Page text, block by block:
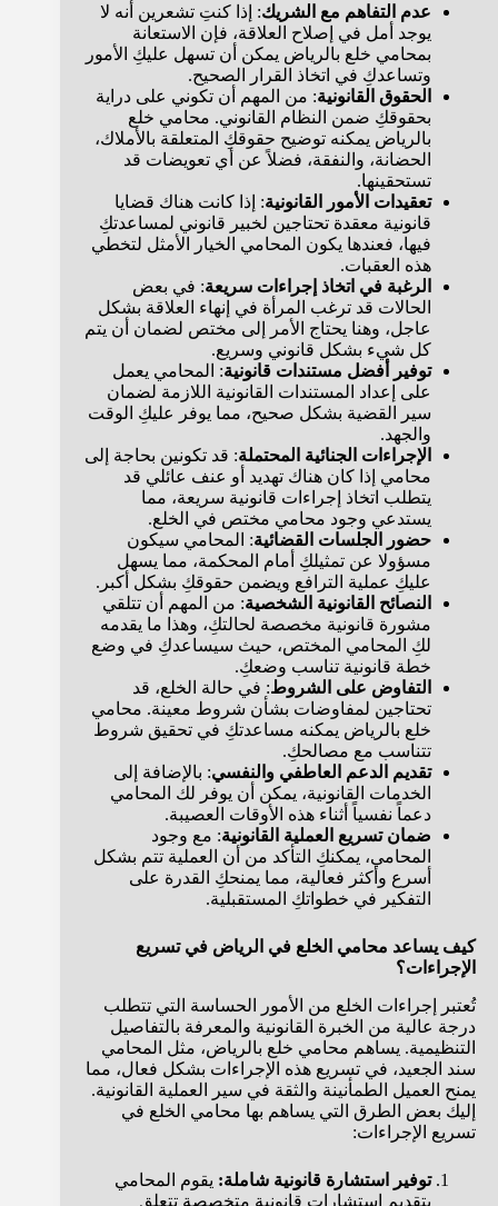
عدم التفاهم مع الشريك: إذا كنتِ تشعرين أنه لا
يوجد أمل في إصلاح العلاقة، فإن الاستعانة
بمحامي خلع بالرياض يمكن أن تسهل عليكِ الأمور
وتساعدكِ في اتخاذ القرار الصحيح.
الحقوق القانونية: من المهم أن تكوني على دراية
بحقوقكِ ضمن النظام القانوني. محامي خلع
بالرياض يمكنه توضيح حقوقكِ المتعلقة بالأملاك،
الحضانة، والنفقة، فضلاً عن أي تعويضات قد
تستحقينها.
تعقيدات الأمور القانونية: إذا كانت هناك قضايا
قانونية معقدة تحتاجين لخبير قانوني لمساعدتكِ
فيها، فعندها يكون المحامي الخيار الأمثل لتخطي
هذه العقبات.
الرغبة في اتخاذ إجراءات سريعة: في بعض
الحالات قد ترغب المرأة في إنهاء العلاقة بشكل
عاجل، وهنا يحتاج الأمر إلى مختص لضمان أن يتم
كل شيء بشكل قانوني وسريع.
توفير أفضل مستندات قانونية: المحامي يعمل
على إعداد المستندات القانونية اللازمة لضمان
سير القضية بشكل صحيح، مما يوفر عليكِ الوقت
والجهد.
الإجراءات الجنائية المحتملة: قد تكونين بحاجة إلى
محامي إذا كان هناك تهديد أو عنف عائلي قد
يتطلب اتخاذ إجراءات قانونية سريعة، مما
يستدعي وجود محامي مختص في الخلع.
حضور الجلسات القضائية: المحامي سيكون
مسؤولا عن تمثيلكِ أمام المحكمة، مما يسهل
عليكِ عملية الترافع ويضمن حقوقكِ بشكل أكبر.
النصائح القانونية الشخصية: من المهم أن تتلقي
مشورة قانونية مخصصة لحالتكِ، وهذا ما يقدمه
لكِ المحامي المختص، حيث سيساعدكِ في وضع
خطة قانونية تناسب وضعكِ.
التفاوض على الشروط: في حالة الخلع، قد
تحتاجين لمفاوضات بشأن شروط معينة. محامي
خلع بالرياض يمكنه مساعدتكِ في تحقيق شروط
تتناسب مع مصالحكِ.
تقديم الدعم العاطفي والنفسي: بالإضافة إلى
الخدمات القانونية، يمكن أن يوفر لك المحامي
دعماً نفسياً أثناء هذه الأوقات العصيبة.
ضمان تسريع العملية القانونية: مع وجود
المحامي، يمكنكِ التأكد من أن العملية تتم بشكل
أسرع وأكثر فعالية، مما يمنحكِ القدرة على
التفكير في خطواتكِ المستقبلية.
كيف يساعد محامي الخلع في الرياض في تسريع
الإجراءات؟
تُعتبر إجراءات الخلع من الأمور الحساسة التي تتطلب
درجة عالية من الخبرة القانونية والمعرفة بالتفاصيل
التنظيمية. يساهم محامي خلع بالرياض، مثل المحامي
سند الجعيد، في تسريع هذه الإجراءات بشكل فعال، مما
يمنح العميل الطمأنينة والثقة في سير العملية القانونية.
إليك بعض الطرق التي يساهم بها محامي الخلع في
تسريع الإجراءات:
توفير استشارة قانونية شاملة: يقوم المحامي
بتقديم استشارات قانونية متخصصة تتعلق